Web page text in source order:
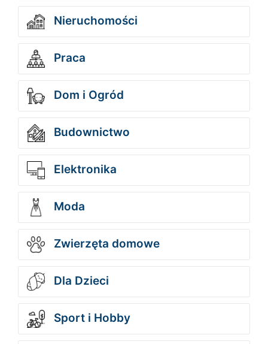
Nieruchomości
Praca
Dom i Ogród
Budownictwo
Elektronika
Moda
Zwierzęta domowe
Dla Dzieci
Sport i Hobby